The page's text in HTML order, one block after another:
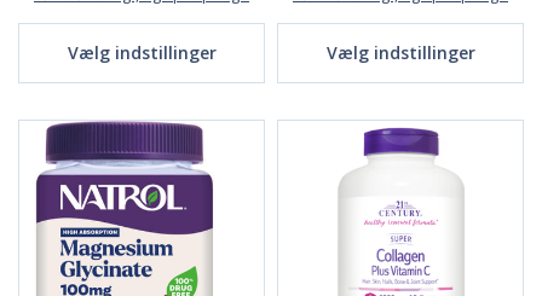
Vælg indstillinger Vælg indstillinger